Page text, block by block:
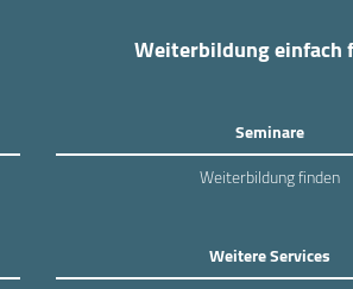
Weiterbildung einfach
Seminare
Weiterbildung finden
Weitere Services